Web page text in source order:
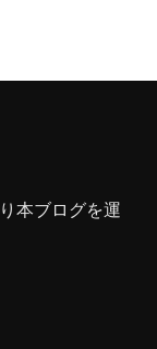
本ブログを運